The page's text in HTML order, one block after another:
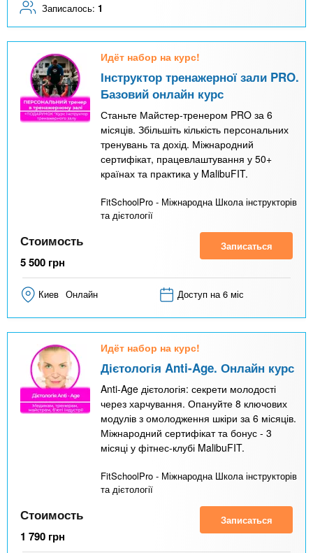
Записалось: 1
Идёт набор на курс!
Інструктор тренажерної зали PRO.
Базовий онлайн курс
Станьте Майстер-тренером PRO за 6
місяців. Збільшіть кількість персональних
тренувань та дохід. Міжнародний
сертифікат, працевлаштування у 50+
країнах та практика у MalibuFIT.
FitSchoolPro - Міжнародна Школа інструкторів
та дієтології
Стоимость
5 500 грн
Записаться
Киев Онлайн Доступ на 6 міс
Идёт набор на курс!
Дієтологія Anti-Age. Онлайн курс
Anti-Age дієтологія: секрети молодості
через харчування. Опануйте 8 ключових
модулів з омолодження шкіри за 6 місяців.
Міжнародний сертифікат та бонус - 3
місяці у фітнес-клубі MalibuFIT.
FitSchoolPro - Міжнародна Школа інструкторів
та дієтології
Стоимость
1 790 грн
Записаться